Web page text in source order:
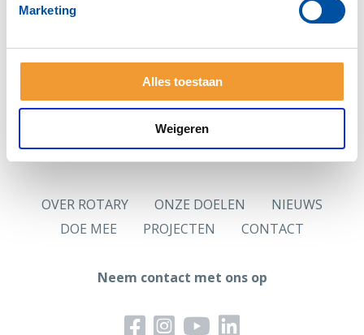
Marketing
Alles toestaan
Weigeren
Vraag dan eerst
Hoofdlettergevoelig
Let op: Je wachtwoord is hoofdlettergevoelig.
Jouw in de ledenadministratie opgenomen persoonlijk
e-mailadres is jouw gebruikersnaam.
OVER ROTARY ONZE DOELEN
NIEUWS
DOE MEE
PROJECTEN CONTACT
Neem contact met ons op